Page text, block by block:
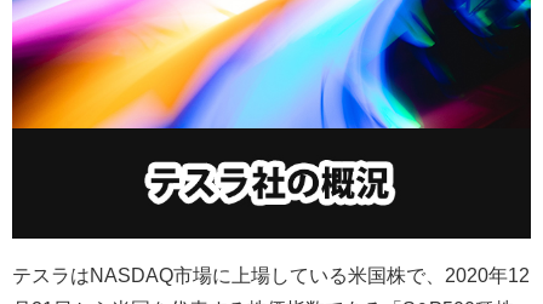
テスラはNASDAQ市場に上場している米国株で、 2020年12